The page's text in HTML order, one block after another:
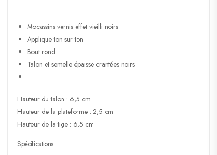
Mocassins vernis effet vieilli noirs
Applique ton sur ton
Bout rond
Talon et semelle épaisse crantées noirs
Hauteur du talon : 6,5 cm
Hauteur de la plateforme : 2,5 cm
Hauteur de la tige : 6,5 cm
Spécifications